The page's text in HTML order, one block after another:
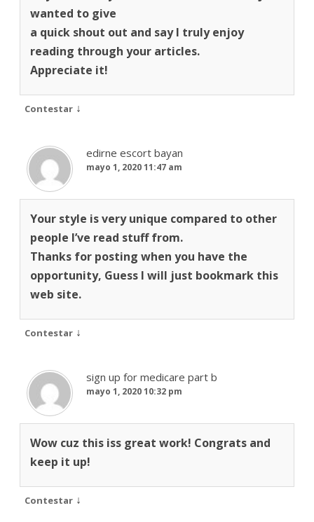
wanted to give
a quick shout out and say I truly enjoy
reading through your articles.
Appreciate it!
Contestar ↓
edirne escort bayan
mayo 1, 2020 11:47 am
Your style is very unique compared to other
people I’ve read stuff from.
Thanks for posting when you have the
opportunity, Guess I will just bookmark this
web site.
Contestar ↓
sign up for medicare part b
mayo 1, 2020 10:32 pm
Wow cuz this iss great work! Congrats and
keep it up!
Contestar ↓